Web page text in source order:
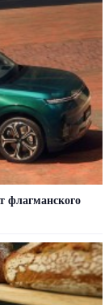
флагманского